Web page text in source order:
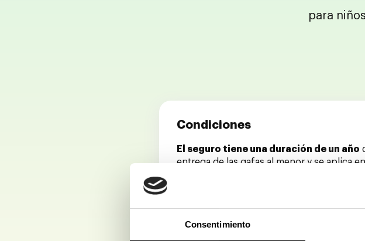
Consentimiento
para
Condiciones
El seguro tiene una duración de un año
entrega de las gafas al menor y se aplica
,
de vista graduadas.